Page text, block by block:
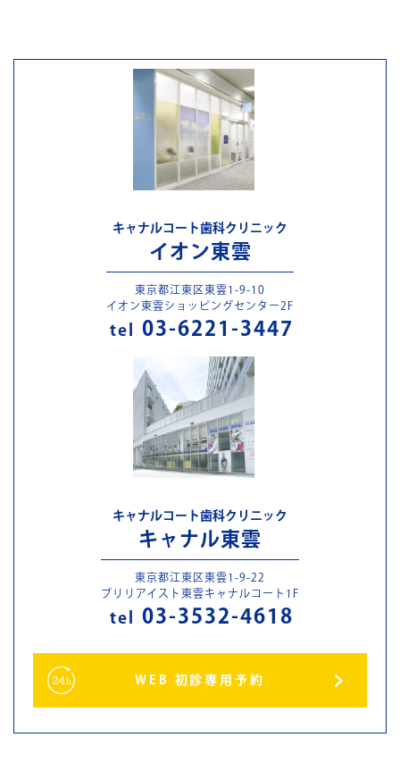
キャナルコート歯科クリニック
イオン東雲
東京都江東区東雲1-9-10
イオン東雲ショッピングセンター2F
tel 03-6221-3447
キャナルコート歯科クリニック
キャナル東雲
東京都江東区東雲1-9-22
ブリリアイスト東雲キャナルコート1F
tel 03-3532-4618
WEB 初診専用予約